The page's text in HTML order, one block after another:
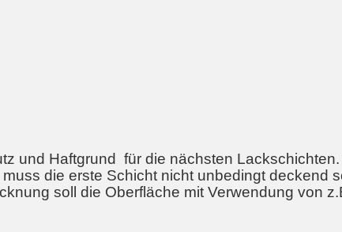
und Haftgrund für die nächsten
die erste Schicht nicht unbedingt deckend
soll die Oberfläche mit Verwendung von